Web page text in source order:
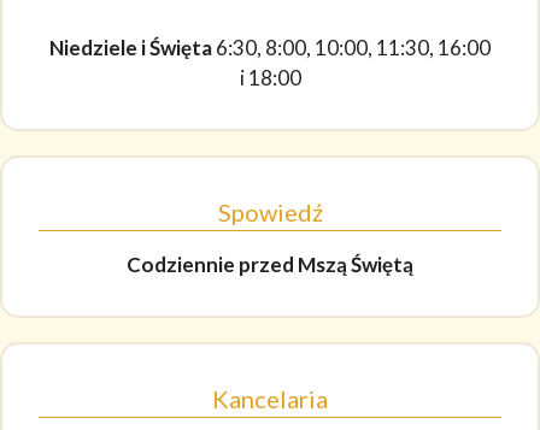
Niedziele i Święta6:30, 8:00, 10:00, 11:30, 16:00
i 18:00
Spowiedź
Codziennie przed Mszą Świętą
Kancelaria